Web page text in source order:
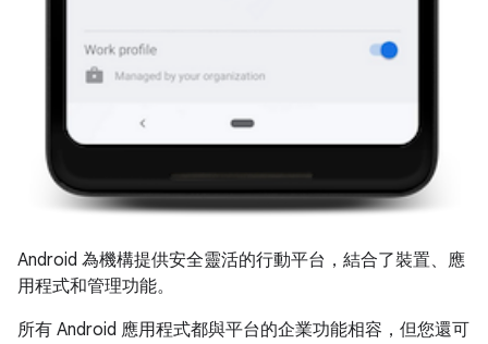
Android 為機構提供安全靈活的行動平台，結合了裝置、應
用程式和管理功能。
所有 Android 應用程式都與平台的企業功能相容，但您還可